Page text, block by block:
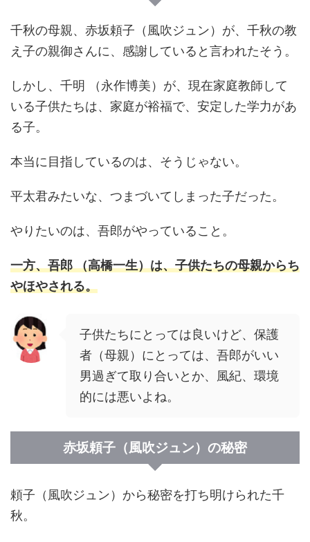
千秋の母親、赤坂頼子（風吹ジュン）が、千秋の教
え子の親御さんに、感謝していると言われたそう。
しかし、千明 （永作博美）が、現在家庭教師して
いる子供たちは、家庭が裕福で、安定した学力があ
る子。
本当に目指しているのは、そうじゃない。
平太君みたいな、つまづいてしまった子だった。
やりたいのは、吾郎がやっていること。
一方、吾郎 （高橋一生）は、子供たちの母親からち
やほやされる。
子供たちにとっては良いけど、保護
者（母親）にとっては、吾郎がいい
男過ぎて取り合いとか、風紀、環境
的には悪いよね。
赤坂頼子（風吹ジュン）の秘密
頼子（風吹ジュン）から秘密を打ち明けられた千
秋。